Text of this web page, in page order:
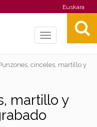
Euskara
Toggle
cinceles, martillo y
martillo y